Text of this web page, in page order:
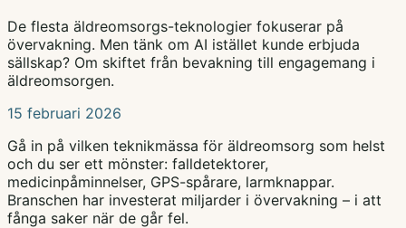
De flesta äldreomsorgs-teknologier fokuserar på
övervakning. Men tänk om AI istället kunde erbjuda
sällskap? Om skiftet från bevakning till engagemang i
äldreomsorgen.
15 februari 2026
Gå in på vilken teknikmässa för äldreomsorg som helst
och du ser ett mönster: falldetektorer,
medicinpåminnelser, GPS-spårare, larmknappar.
Branschen har investerat miljarder i övervakning – i att
fånga saker när de går fel.